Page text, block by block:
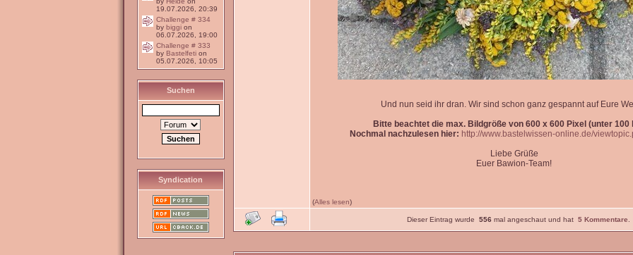
19.07.2026, 20:39
Challenge # 334
by biggion
06.07.2026, 19:00
Challenge # 333
by Bastelfetion
05.07.2026, 10:05
Suchen
Syndication
Und nun seid ihr dran. Wir sind schon ganz gespannt auf Eure
Bitte beachtet die max. Bildgröße von 600 x 600 Pixel (unter 100
Nochmal nachzulesen hier: http://www.bastelwissen-online.de/
Liebe Grüße
Euer Bawion-Team!
(Alles lesen)
Dieser Eintrag wurde 556 mal angeschaut und hat 5 Kommentare